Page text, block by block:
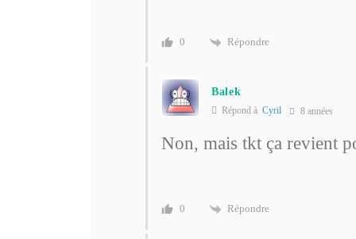
0 Répondre
Balek
Répond à Cyril 8 années
Non, mais tkt ça revient
0 Répondre